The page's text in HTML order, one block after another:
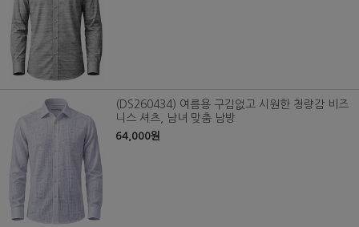
(DS260434) 여름용 구김없고 시원한 청량감 비즈
니스 셔츠, 남녀 맞춤 남방
64,000원